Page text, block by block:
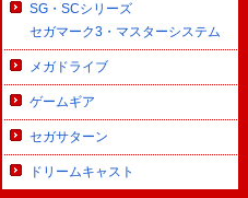
SG・SCシリーズ
セガマーク3・マスターシステム
メガドライブ
ゲームギア
セガサターン
ドリームキャスト